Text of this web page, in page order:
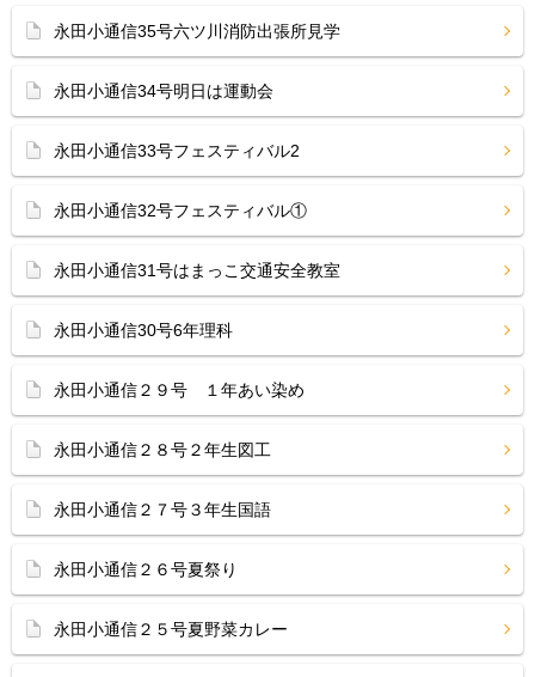
永田小通信35号六ツ川消防出張所見学
永田小通信34号明日は運動会
永田小通信33号フェスティバル2
永田小通信32号フェスティバル①
永田小通信31号はまっこ交通安全教室
永田小通信30号6年理科
永田小通信２９号 １年あい染め
永田小通信２８号２年生図工
永田小通信２７号３年生国語
永田小通信２６号夏祭り
永田小通信２５号夏野菜カレー